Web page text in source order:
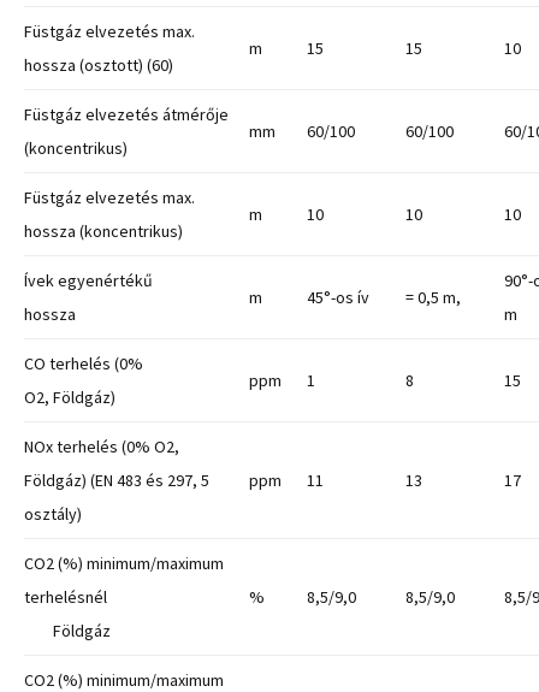
Füstgáz elvezetés max.
hossza (osztott) (60)
m 15 15 10
Füstgáz elvezetés átmérője
(koncentrikus)
mm 60/100 60/100 60/
Füstgáz elvezetés max.
hossza (koncentrikus)
m 10 10 10
Ívek egyenértékű
hossza
m 45°-os ív = 0,5 m,
90°-
m
CO terhelés (0%
O2, Földgáz)
ppm 1 8 15
NOx terhelés (0% O2,
Földgáz) (EN 483 és 297, 5
osztály)
ppm 11 13 17
CO2 (%) minimum/maximum
terhelésnél
Földgáz
% 8,5/9,0 8,5/9,0 8,5/
CO2 (%) minimum/maximum